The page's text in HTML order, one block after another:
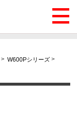
> W600Pシリーズ >